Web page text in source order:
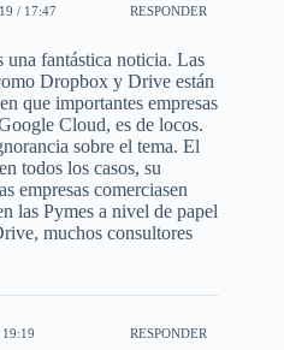
/ 17:47 RESPONDER
fantástica noticia. Las
Dropbox y Drive están
que importantes empresas
Cloud, es de locos.
sobre el tema. El
todos los casos, su
empresas comerciasen
las Pymes a nivel de papel
muchos consultores
RESPONDER